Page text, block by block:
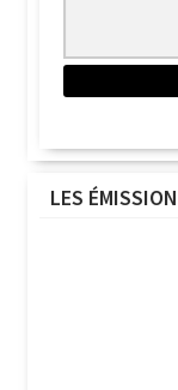
LES